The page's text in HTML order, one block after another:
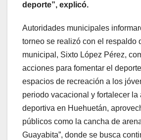
deporte”, explicó.
Autoridades municipales
torneo se realizó con el respaldo
municipal, Sixto López Pérez,
acciones para fomentar el
espacios de recreación a los
periodo vacacional y fortalecer la
deportiva en Huehuetán,
públicos como la cancha de
Guayabita”, donde se busca